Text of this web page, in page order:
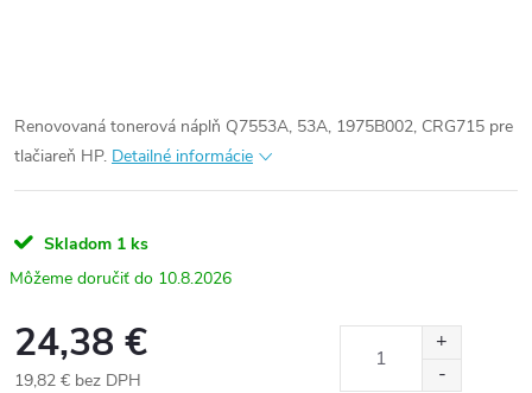
Renovovaná tonerová náplň Q7553A, 53A, 1975B002, CRG715 pre
tlačiareň HP. Detailné informácie
Skladom 1 ks
10.8.2026
24,38 €
19,82 € bez DPH